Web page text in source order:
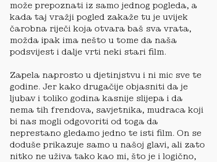
može prepoznati iz samo jednog pogleda, a
kada taj vražji pogled zakaže tu je uvijek
čarobna riječi koja otvara baš sva vrata,
možda ipak ima nešto u tome da naša
podsvijest i dalje vrti neki stari film.
Zapela naprosto u djetinjstvu i ni mic sve te
godine. Jer kako drugačije objasniti da je
ljubav i toliko godina kasnije slijepa i da
nema tih frendova, savjetnika, mudraca koji
bi nas mogli odgovoriti od toga da
neprestano gledamo jedno te isti film. On se
doduše prikazuje samo u našoj glavi, ali zato
nitko ne uživa tako kao mi, što je i logično,